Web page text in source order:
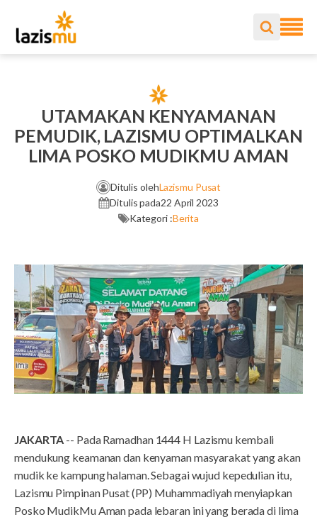
UTAMAKAN KENYAMANAN
PEMUDIK, LAZISMU OPTIMALKAN
LIMA POSKO MUDIKMU AMAN
Ditulis olehLazismu Pusat
Ditulis pada22 April 2023
Kategori :Berita
JAKARTA -- Pada Ramadhan 1444 H Lazismu kembali
mendukung keamanan dan kenyaman masyarakat yang akan
mudik ke kampung halaman. Sebagai wujud kepedulian itu,
Lazismu Pimpinan Pusat (PP) Muhammadiyah menyiapkan
Posko MudikMu Aman pada lebaran ini yang berada di lima